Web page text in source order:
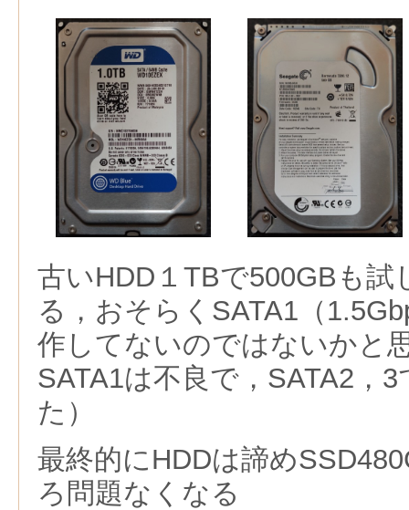
古いHDD１TBで500GBも試
る，おそらくSATA1（
作してないのではないかと
SATA1は不良で，SATA2，
た）
最終的にHDDは諦め
ろ問題なくなる